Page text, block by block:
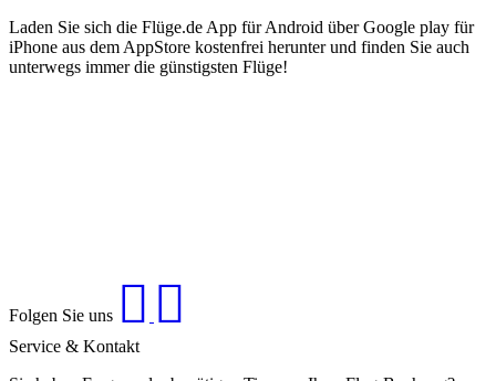
Laden Sie sich die Flüge.de App für Android über Google play für
iPhone aus dem AppStore kostenfrei herunter und finden Sie auch
unterwegs immer die günstigsten Flüge!
Folgen Sie uns
Service & Kontakt